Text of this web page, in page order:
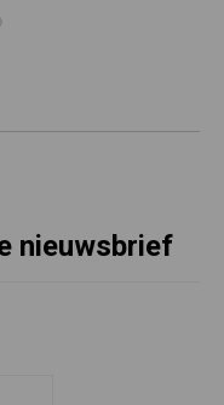
nieuwsbrief